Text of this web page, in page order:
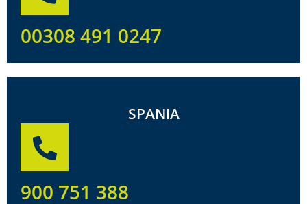
00308 491 0247
SPANIA
900 751 388